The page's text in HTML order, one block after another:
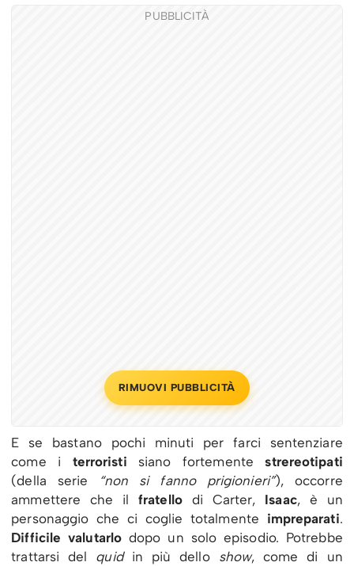
PUBBLICITÀ
RIMUOVI PUBBLICITÀ
E se bastano pochi minuti per farci sentenziare
come i terroristi siano fortementestrereotipati
(della serie
“non si fanno prigionieri”), occorre
ammettere che ilfratellodi Carter, Isaac, è un
personaggio che ci coglie totalmente impreparati.
Difficile valutarlo dopo un solo episodio. Potrebbe
trattarsi del quid in più dello show, come di un